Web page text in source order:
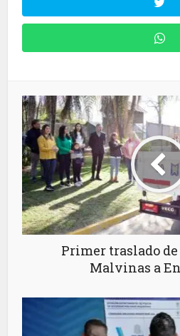
Primer traslado
Malvinas a